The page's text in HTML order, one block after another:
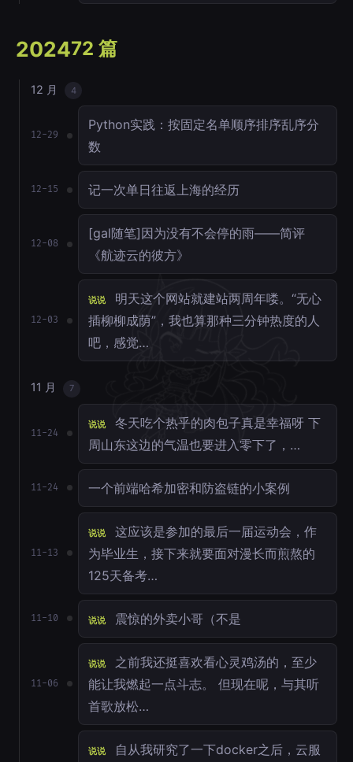
202472 篇
12 月 4
12-29
Python实践：按固定名单顺序排序乱序分
数
12-15 记一次单日往返上海的经历
12-08
[gal随笔]因为没有不会停的雨——简评
《航迹云的彼方》
12-03
说说
明天这个网站就建站两周年喽。“无心
插柳柳成荫”，我也算那种三分钟热度的人
吧，感觉…
11 月 7
11-24
说说
冬天吃个热乎的肉包子真是幸福呀 下
周山东这边的气温也要进入零下了，…
11-24 一个前端哈希加密和防盗链的小案例
11-13
说说
这应该是参加的最后一届运动会，作
为毕业生，接下来就要面对漫长而煎熬的
125天备考…
11-10 说说 震惊的外卖小哥（不是
11-06
说说
之前我还挺喜欢看心灵鸡汤的，至少
能让我燃起一点斗志。 但现在呢，与其听
首歌放松…
说说
自从我研究了一下docker之后，云服